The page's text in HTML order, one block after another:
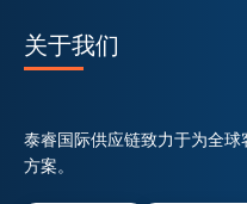
关于我们
泰睿国际供应链致力于为全
方案。